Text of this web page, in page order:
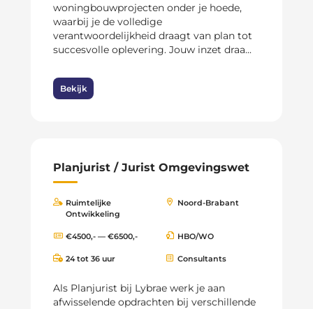
woningbouwprojecten onder je hoede,
waarbij je de volledige
verantwoordelijkheid draagt van plan tot
succesvolle oplevering. Jouw inzet draa...
Bekijk
Planjurist / Jurist Omgevingswet
Ruimtelijke
Ontwikkeling
Noord-Brabant
€4500,- — €6500,- HBO/WO
24 tot 36 uur Consultants
Als Planjurist bij Lybrae werk je aan
afwisselende opdrachten bij verschillende